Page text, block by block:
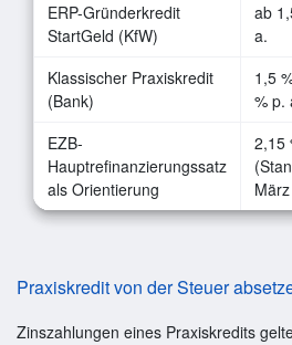
ERP-Gründerkredit
StartGeld (KfW)
ab
a.
Klassischer Praxiskredit
(Bank)
1,5
% p.
EZB-
Hauptrefinanzierungssatz
als Orientierung
2,15
Praxiskredit von der Steuer
Zinszahlungen eines Praxiskredits